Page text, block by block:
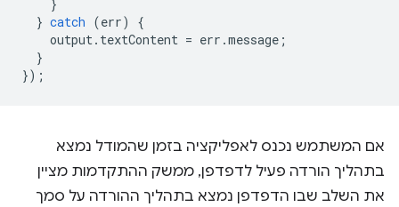
}
} catch (err)
{
output. textContent = err .message ;
}
});
אם המשתמש נכנס לאפליקציה בזמן שהמודל נמצא
בתהליך הורדה פעיל לדפדפן, ממשק ההתקדמות מציין
את השלב שבו הדפדפן נמצא בתהליך ההורדה על סמך